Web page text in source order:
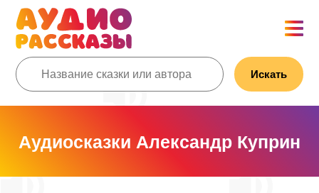
Искать
Аудиосказки Александр Куприн